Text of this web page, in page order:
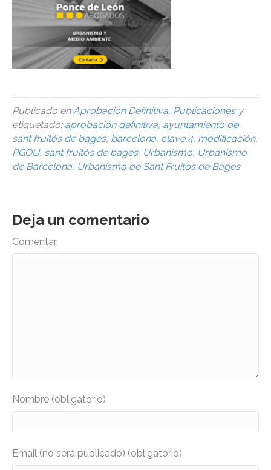
Publicado enAprobación Definitiva, Publicacionesy
etiquetado: aprobación definitiva, ayuntamiento de
sant fruitós de bages, barcelona, clave 4, modificación,
PGOU, sant fruitós de bages, Urbanismo, Urbanismo
de Barcelona, Urbanismo de Sant Fruitós de Bages
Deja un comentario
Comentar
Nombre (obligatorio)
Email (no será publicado) (obligatorio)